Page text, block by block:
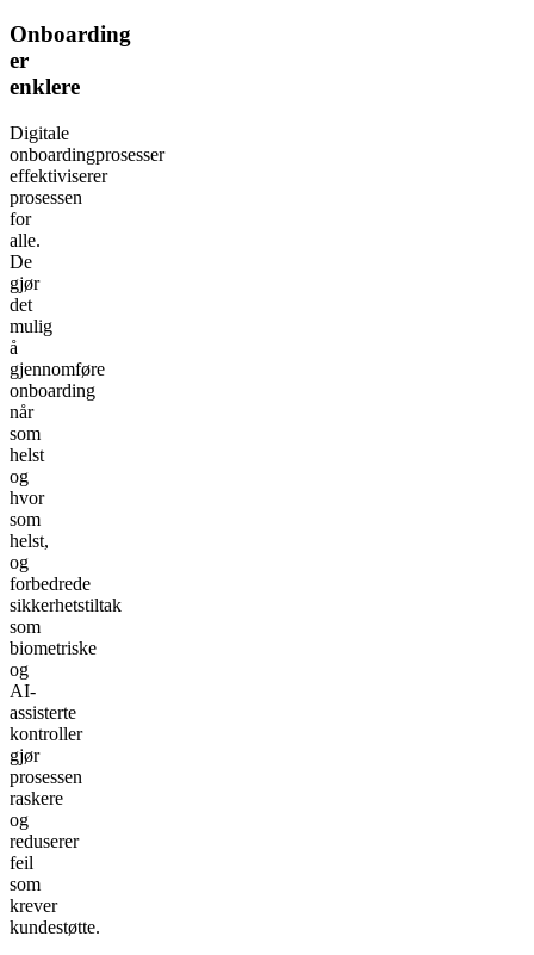
Onboarding
er
enklere
Digitale
onboardingprosesser
effektiviserer
prosessen
for
alle.
De
gjør
det
mulig
å
gjennomføre
onboarding
når
som
helst
og
hvor
som
helst,
og
forbedrede
sikkerhetstiltak
som
biometriske
og
AI-
assisterte
kontroller
gjør
prosessen
raskere
og
reduserer
feil
som
krever
kundestøtte.